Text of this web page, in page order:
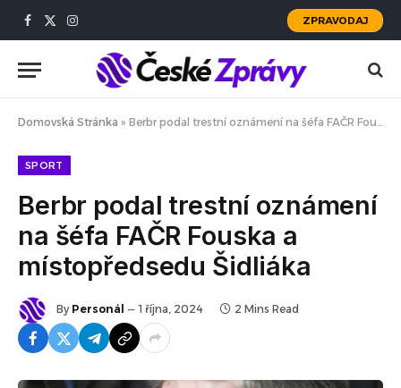
Facebook
X
Instagram
ZPRAVODAJ
Domovská Stránka » Berbr podal trestní oznámení na šéfa FAČR Fouska a místopředsedu Šidliáka
SPORT
Berbr podal trestní oznámení
na šéfa FAČR Fouska a
místopředsedu Šidliáka
By Personál 1 října, 2024 2 Mins Read